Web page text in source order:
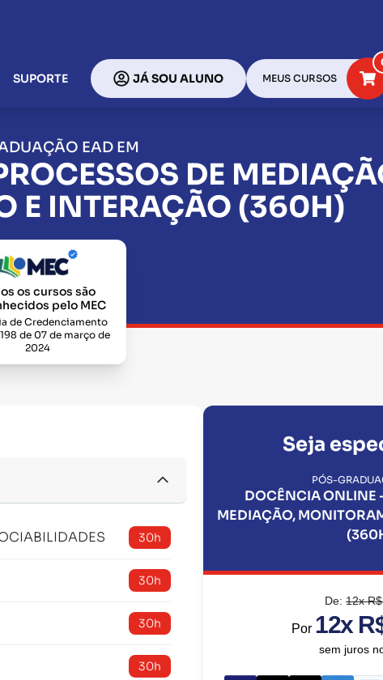
SUPORTE JÁ SOU ALUNO MEUS CURSOS
EAD EM
DE
E INTERAÇÃO (360H)
os cursos são
pelo MEC
de Credenciamento
198 de 07 de março de
2024
30h
30h
30h
30h
Seja
PÓS-
DOCÊNCIA ONLINE
MEDIAÇÃO,
De:12x
Por 12x
sem juros